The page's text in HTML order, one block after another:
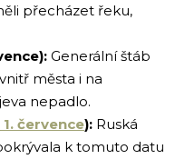
přecházet řeku,
Generální štáb
města i na
nepadlo.
1. července): Ruská
k tomuto datu